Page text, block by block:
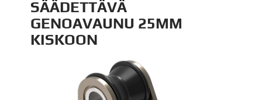
SÄÄDETTÄVÄ
GENOAVAUNU 25MM
KISKOON